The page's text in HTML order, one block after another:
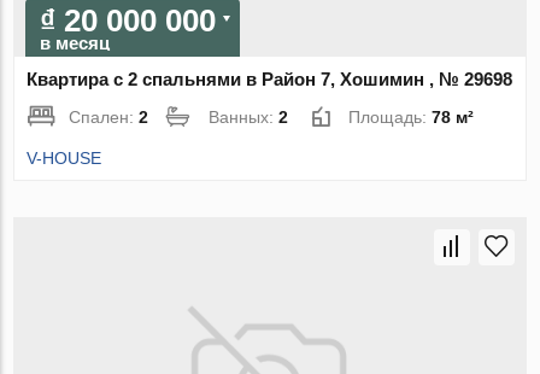
₫ 20 000 000
в месяц
Квартира с 2 спальнями в Район 7, Хошимин , № 29698
Спален:2 Ванных:2 Площадь:78 м²
V-HOUSE